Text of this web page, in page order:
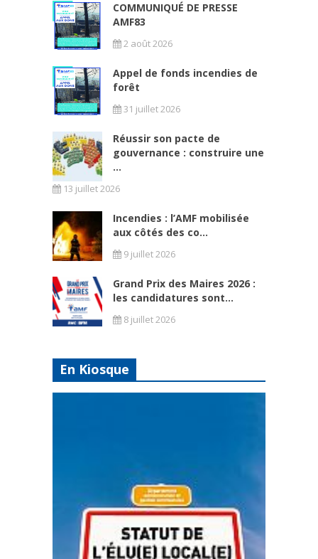
COMMUNIQUÉ DE PRESSE
AMF83
2 août 2026
Appel de fonds incendies de
forêt
31 juillet 2026
Réussir son pacte de
gouvernance : construire une
...
13 juillet 2026
Incendies : l’AMF mobilisée
aux côtés des co...
9 juillet 2026
Grand Prix des Maires 2026 :
les candidatures sont...
8 juillet 2026
En Kiosque